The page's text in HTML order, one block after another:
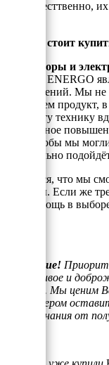
а, ссотвесттвенно,
Почему стоит
Генераторы и
техника ENERGO
направлений. Мы не
реализуем
знают эту технику
постоянное
того, чтобы мы
оптимально
Надеемся, что мы
вопросы. Если же
или помощь в
Внимание!
отзывчивое и
клиенту. Мы ценим
менеджером
воспоминания от